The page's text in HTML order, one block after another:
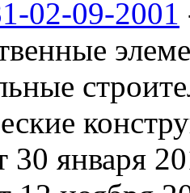
02-09-2001
30 января